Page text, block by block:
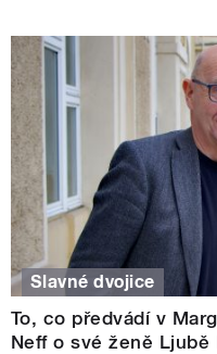
Slavné dvojice
To, co předvádí v
Neff o své ženě Ljubě